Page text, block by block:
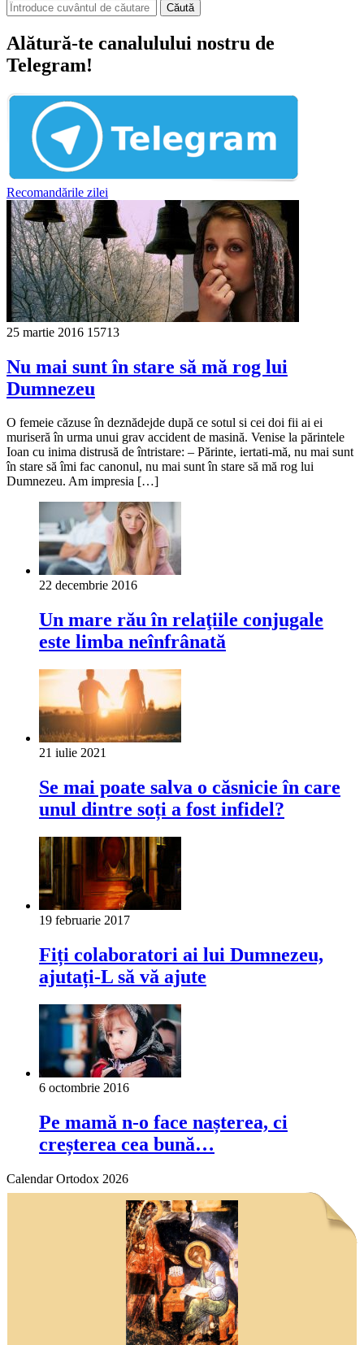
Căută
Alătură-te canalulului nostru de
Telegram!
Recomandările zilei
25 martie 2016 15713
Nu mai sunt în stare să mă rog lui
Dumnezeu
O femeie căzuse în deznădejde după ce sotul si cei doi fii ai ei
muriseră în urma unui grav accident de masină. Venise la părintele
Ioan cu inima distrusă de întristare: – Părinte, iertati-mă, nu mai sunt
în stare să îmi fac canonul, nu mai sunt în stare să mă rog lui
Dumnezeu. Am impresia […]
22 decembrie 2016
Un mare rău în relaţiile conjugale
este limba neînfrânată
21 iulie 2021
Se mai poate salva o căsnicie în care
unul dintre soți a fost infidel?
19 februarie 2017
Fiți colaboratori ai lui Dumnezeu,
ajutați-L să vă ajute
6 octombrie 2016
Pe mamă n-o face nașterea, ci
creșterea cea bună…
Calendar Ortodox 2026